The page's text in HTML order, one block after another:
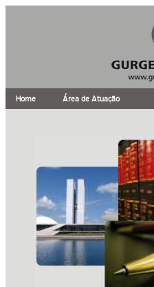
Home Área de Atuação